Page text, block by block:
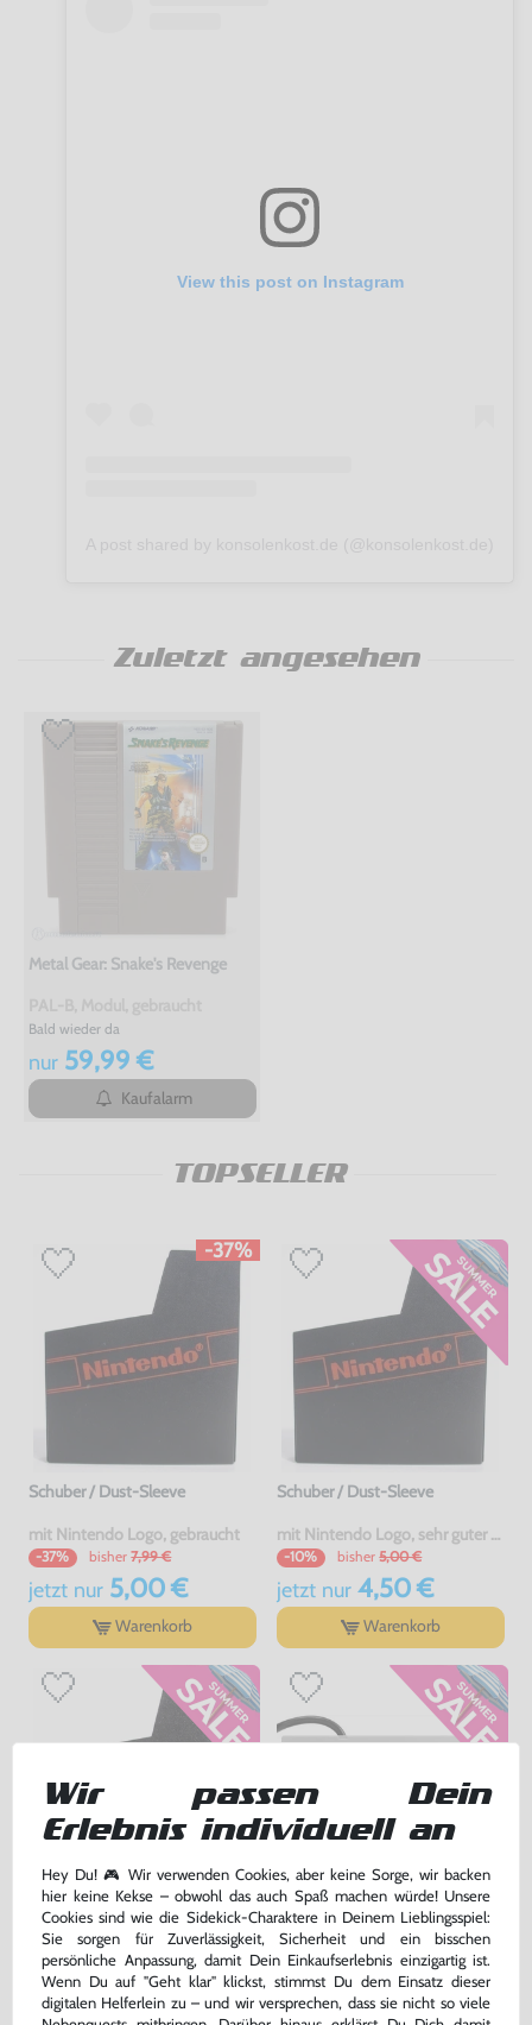
View this post on Instagram
Zuletzt angesehen
Metal Gear: Snake's Revenge
Bald wieder da
nur59,99 €
Kaufalarm
TOPSELLER
-37%
Schuber / Dust-Sleeve
mit Nintendo Logo, gebraucht
-37% bisher 7,99 €
jetzt nur5,00 €
Warenkorb
Schuber / Dust-Sleeve
mit Nintendo Logo, sehr guter Zustand, gebraucht
-10% bisher 5,00 €
jetzt nur4,50 €
Warenkorb
Schuber / Dust-Sleeve
ohne Nintendo Logo, gebraucht
-60% bisher 2,99 €
jetzt nur1,20 €
Original Controller NES-004E
[Nintendo]
gebraucht
-10% bisher 19,99 €
jetzt nur17,99 €
Wir passen Dein
Erlebnis individuell an
Hey Du! 🎮 Wir verwenden Cookies, aber keine Sorge, wir backen
hier keine Kekse – obwohl das auch Spaß machen würde! Unsere
Cookies sind wie die Sidekick-Charaktere in Deinem Lieblingsspiel:
Sie sorgen für Zuverlässigkeit, Sicherheit und ein bisschen
persönliche Anpassung, damit Dein Einkaufserlebnis einzigartig ist.
Wenn Du auf "Geht klar" klickst, stimmst Du dem Einsatz dieser
digitalen Helferlein zu – und wir versprechen, dass sie nicht so viele